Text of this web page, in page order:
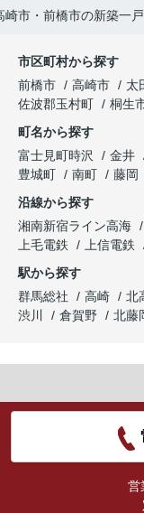
崎市・前橋市の新築一
市区町村から探す
前橋市
高崎市 太
佐波郡玉村町
桐生
町名から探す
富士見町時沢
金井
豊城町
南町 藤岡
沿線から探す
湘南新宿ライン高海
上毛電鉄
上信電鉄
駅から探す
群馬総社
高崎 北
渋川
倉賀野 北藤
営